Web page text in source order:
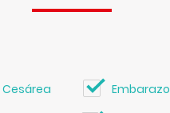
Cesárea Embarazo